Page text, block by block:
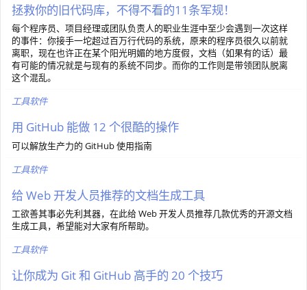
拯救你的旧代码库，不得不看的11条军规！
每个程序员、项目经理或团队负责人的职业生涯中至少会遇到一次这样
的事件：你接手一坨超过百万行代码的系统，原来的程序员很久以前就
离职，现在也许正在某个阳光明媚的地方度假，文档（如果有的话）最
有可能的情况就是与现有的系统不同步。而你的工作则是带领团队脱离
这个混乱。
工具软件
用 GitHub 能做 12 个很酷的操作
可以解放生产力的 GitHub 使用指南
工具软件
给 Web 开发人员推荐的文档生成工具
工欲善其事必先利其器，在此给 Web 开发人员推荐几款优秀的开源文档
生成工具，希望能对大家有所帮助。
工具软件
让你成为 Git 和 GitHub 高手的 20 个技巧